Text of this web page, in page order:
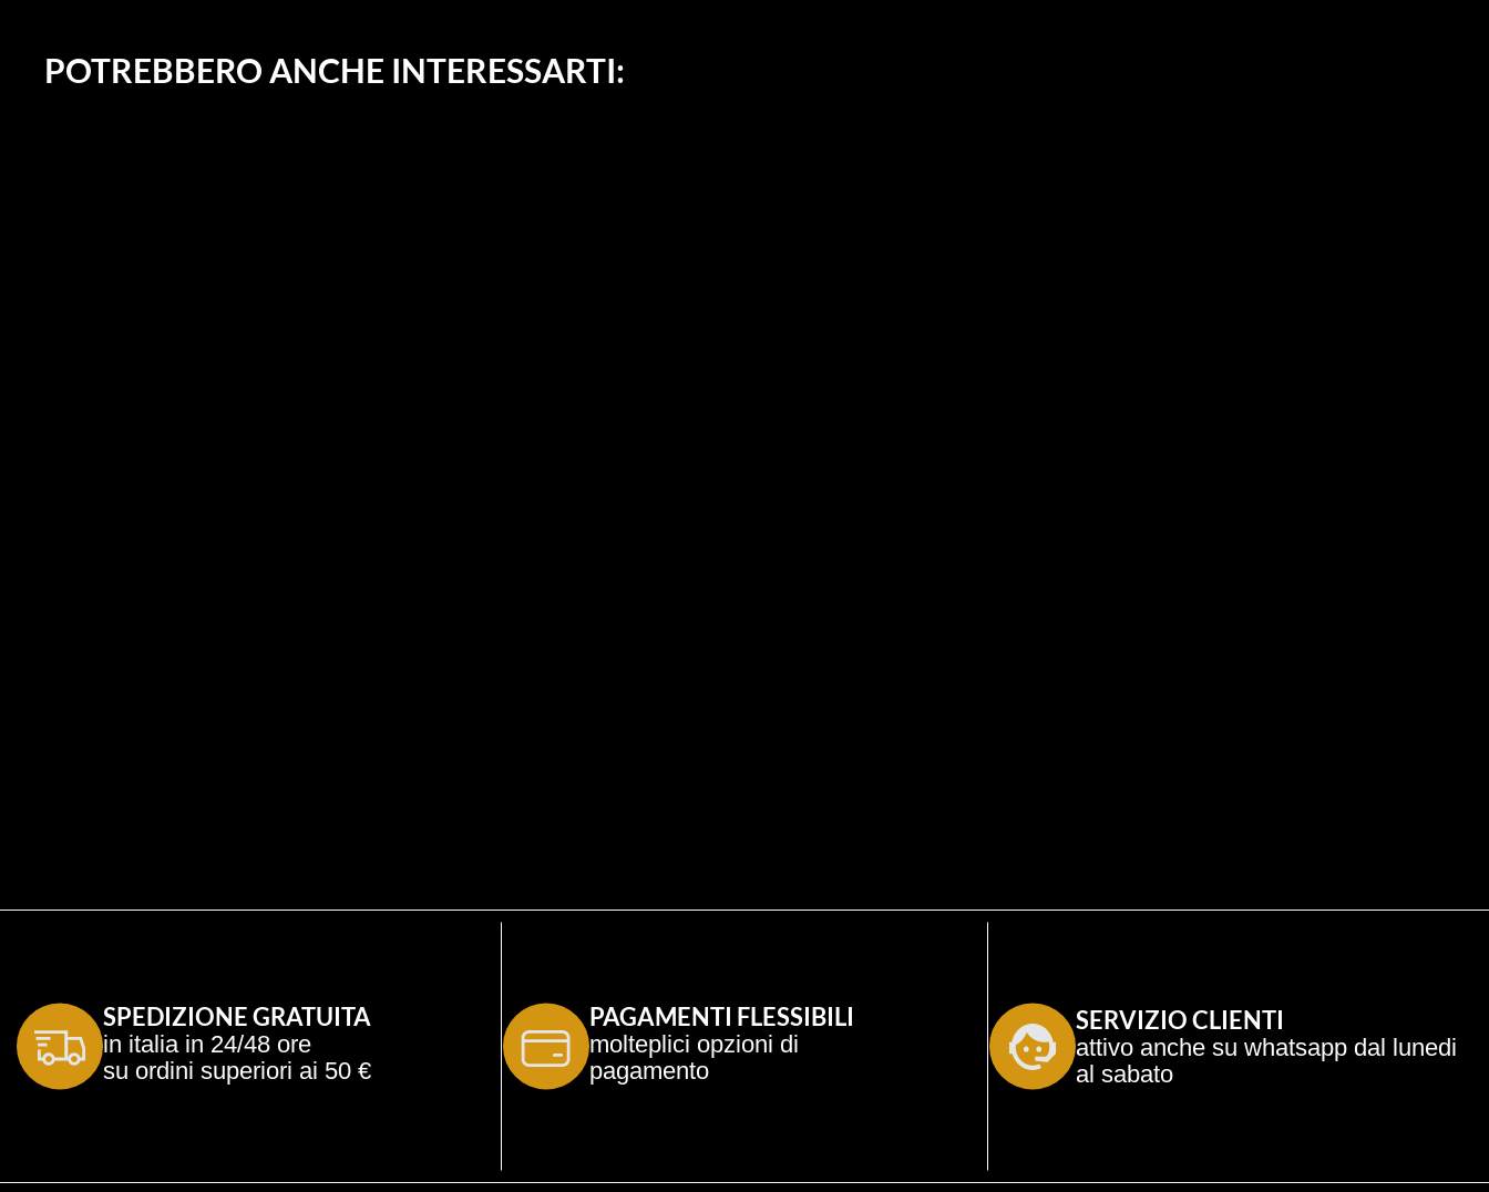
POTREBBERO ANCHE INTERESSARTI:
SPEDIZIONE GRATUITA
in italia in 24/48 ore
su ordini superiori ai 50 €
PAGAMENTI FLESSIBILI
molteplici opzioni di
pagamento
SERVIZIO CLIENTI
attivo anche su whatsapp dal lunedi
al sabato